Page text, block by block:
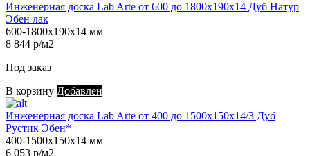
Инженерная доска Lab Arte от 600 до 1800х190х14 Дуб Натур
Эбен лак
600-1800х190х14 мм
8 844 р/м2
Под заказ
В корзину Добавлен
Инженерная доска Lab Arte от 400 до 1500х150х14/3 Дуб
Рустик Эбен*
400-1500х150х14 мм
6 053 р/м2